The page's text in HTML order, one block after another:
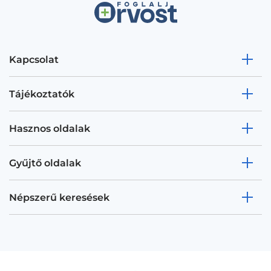
Kapcsolat
Tájékoztatók
Hasznos oldalak
Gyűjtő oldalak
Népszerű keresések